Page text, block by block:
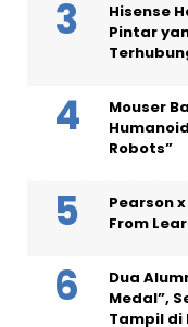
Hisense
Pintar
Mouser
Robots”
Pearson
From
Dua
Medal”,
Tampil di